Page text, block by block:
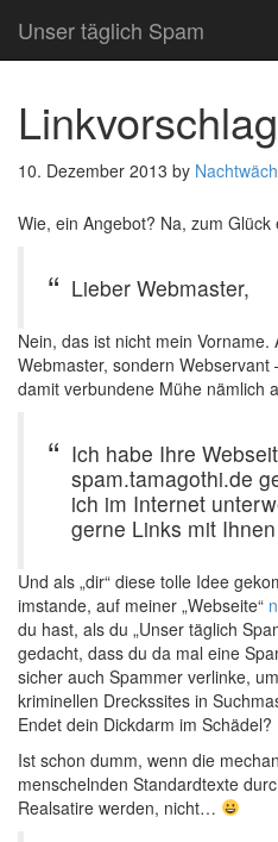
Unser täglich Spam
10. Dezember 2013 by
Wie, ein Angebot? Na, zum
Lieber Webmaster,
Nein, das ist nicht mein
Webmaster, sondern
damit verbundene Mühe nämlich
Ich habe Ihre
spam.tamagothi.de
ich im Internet
gerne Links mit
Und als „dir“ diese tolle Idee
imstande, auf meiner „Webseite“
du hast, als du „Unser täglich
gedacht, dass du da mal eine
sicher auch Spammer verlinke,
kriminellen Dreckssites in
Endet dein Dickdarm im Schädel?
Ist schon dumm, wenn die
menschelnden Standardtexte
Realsatire werden, nicht…